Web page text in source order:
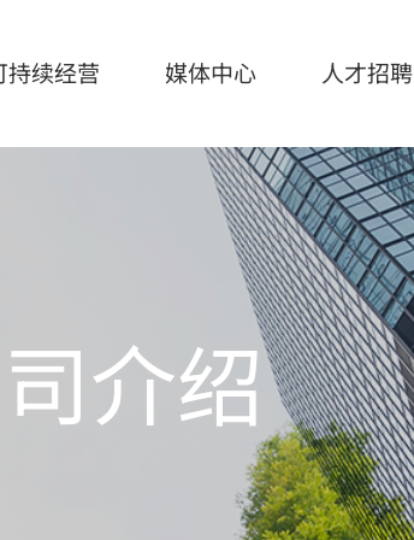
持续经营 媒体中心 人才招聘
人才招聘
介绍